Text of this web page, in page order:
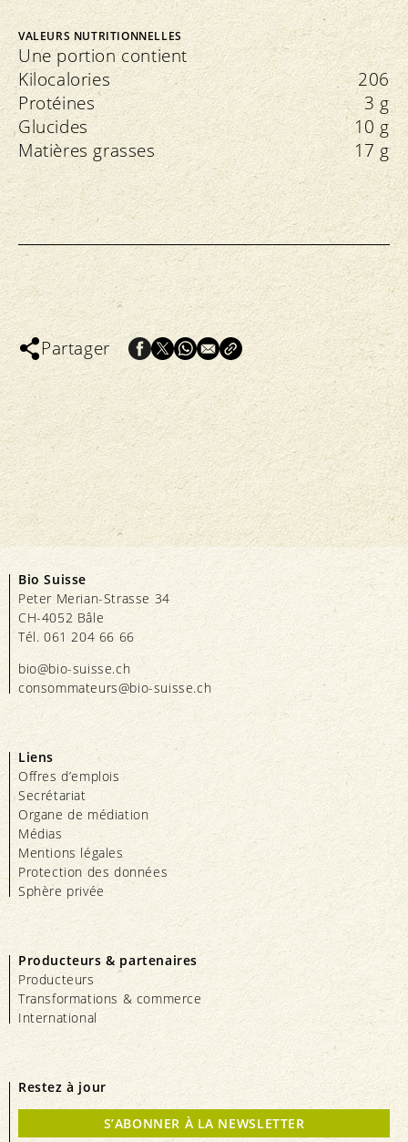
VALEURS NUTRITIONNELLES
Une portion contient
Kilocalories
206
Protéines
3 g
Glucides
10 g
Matières grasses
17 g
Partager
Bio Suisse
Peter Merian-Strasse 34
CH-4052 Bâle
Tél. 061 204 66 66
bio@bio-suisse.ch
consommateurs@bio-suisse.ch
Liens
Offres d’emplois
Secrétariat
Organe de médiation
Médias
Mentions légales
Protection des données
Sphère privée
Producteurs & partenaires
Producteurs
Transformations & commerce
International
Restez à jour
S’ABONNER À LA NEWSLETTER